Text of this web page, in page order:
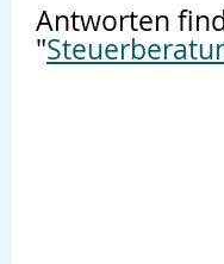
Antworten
"